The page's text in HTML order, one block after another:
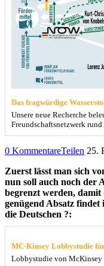
Das fragwürdige
Unsere neue Recherche
Freundschaftsnetzwerk
0 KommentareTeilen 25.
Zuerst lässt man sich
nun soll auch noch der
begrenzt werden, damit
genügend Absatz findet
die Deutschen ?:
MC-Kinsey Lobbystudie
Lobbystudie von McKinsey